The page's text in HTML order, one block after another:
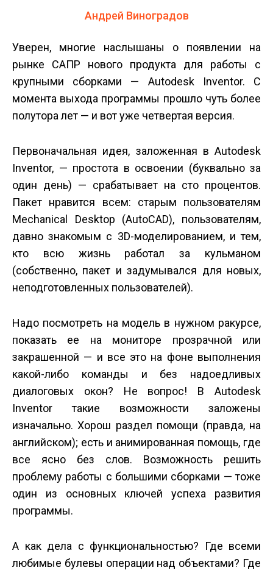
Андрей Виноградов
Уверен, многие наслышаны о появлении на
рынке САПР нового продукта для работы с
крупными сборками — Autodesk Inventor. С
момента выхода программы прошло чуть более
полутора лет — и вот уже четвертая версия.
Первоначальная идея, заложенная в Autodesk
Inventor, — простота в освоении (буквально за
один день) — срабатывает на сто процентов.
Пакет нравится всем: старым пользователям
Mechanical Desktop (AutoCAD), пользователям,
давно знакомым с 3D-моделированием, и тем,
кто всю жизнь работал за кульманом
(собственно, пакет и задумывался для новых,
неподготовленных пользователей).
Надо посмотреть на модель в нужном ракурсе,
показать ее на мониторе прозрачной или
закрашенной — и все это на фоне выполнения
какой-либо команды и без надоедливых
диалоговых окон? Не вопрос! В Autodesk
Inventor такие возможности заложены
изначально. Хорош раздел помощи (правда, на
английском); есть и анимированная помощь, где
все ясно без слов. Возможность решить
проблему работы с большими сборками — тоже
один из основных ключей успеха развития
программы.
А как дела с функциональностью? Где всеми
любимые булевы операции над объектами? Где